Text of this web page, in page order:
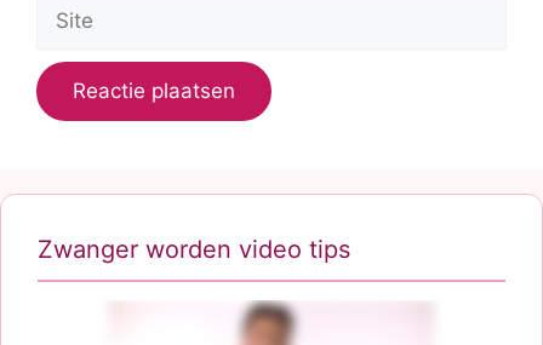
Site
Zwanger worden video tips